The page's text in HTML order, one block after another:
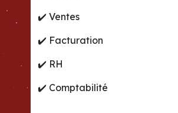
✔️Ventes
✔️ Facturation
✔️ RH
✔️ Comptabilité